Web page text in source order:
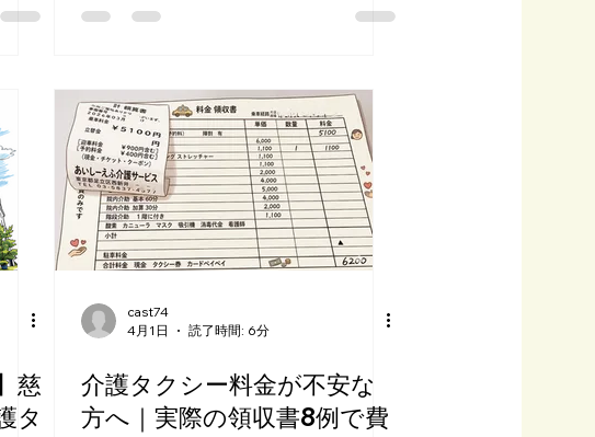
慈
タ
cast74
4月1日
読了時間: 6分
介護タクシー料金が不安な
方へ｜実際の領収書8例で費